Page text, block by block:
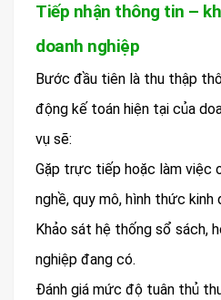
Tiếp nhận thông tin –
doanh nghiệp
Bước đầu tiên là thu thập
động kế toán hiện tại của
vụ sẽ:
Gặp trực tiếp hoặc làm việc
nghề, quy mô, hình thức kinh
Khảo sát hệ thống sổ sách,
nghiệp đang có.
Đánh giá mức độ tuân thủ